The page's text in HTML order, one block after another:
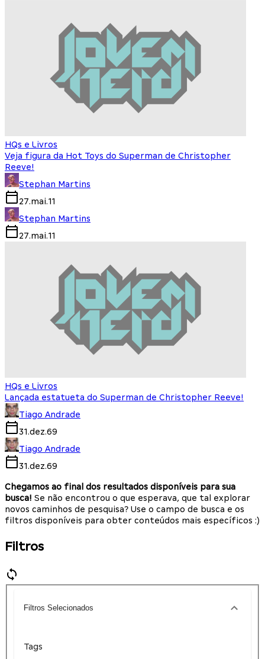
HQs e Livros
Veja figura da Hot Toys do Superman de Christopher
Reeve!
Stephan Martins
27.mai.11
Stephan Martins
27.mai.11
HQs e Livros
Lançada estatueta do Superman de Christopher Reeve!
Tiago Andrade
31.dez.69
Tiago Andrade
31.dez.69
Chegamos ao final dos resultados disponíveis para sua
busca! Se não encontrou o que esperava, que tal explorar
novos caminhos de pesquisa? Use o campo de busca e os
filtros disponíveis para obter conteúdos mais específicos :)
Filtros
Filtros Selecionados
Tags